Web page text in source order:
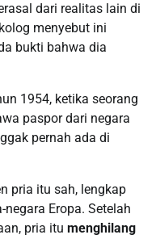
dari realitas lain di
menyebut ini
bukti bahwa dia
1954, ketika seorang
paspor dari negara
pernah ada di
pria itu sah, lengkap
Eropa. Setelah
pria itu menghilang